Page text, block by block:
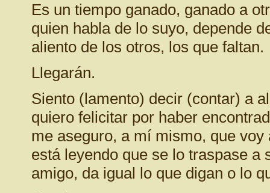
Es un tiempo ganado, ganado a
quien habla de lo suyo, depende
aliento de los otros, los que faltan.
Llegarán.
Siento (lamento) decir (contar) a
quiero felicitar por haber
me aseguro, a mí mismo, que
está leyendo que se lo traspase a
amigo, da igual lo que digan o lo